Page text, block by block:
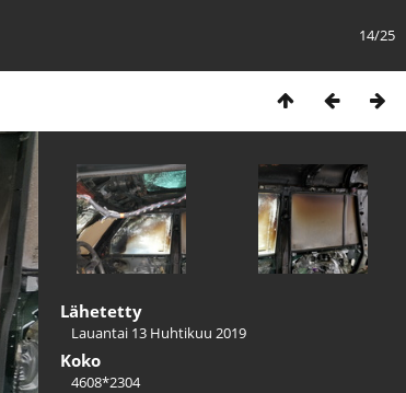
14/25
Lähetetty
Lauantai 13 Huhtikuu 2019
Koko
4608*2304